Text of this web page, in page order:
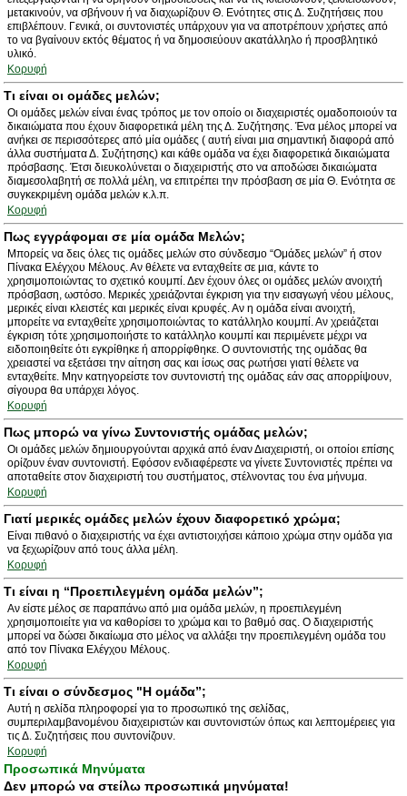
μετακινούν, να σβήνουν ή να διαχωρίζουν Θ. Ενότητες στις Δ. Συζητήσεις που
επιβλέπουν. Γενικά, οι συντονιστές υπάρχουν για να αποτρέπουν χρήστες από
το να βγαίνουν εκτός θέματος ή να δημοσιεύουν ακατάλληλο ή προσβλητικό
υλικό.
Κορυφή
Τι είναι οι ομάδες μελών;
Οι ομάδες μελών είναι ένας τρόπος με τον οποίο οι διαχειριστές ομαδοποιούν τα
δικαιώματα που έχουν διαφορετικά μέλη της Δ. Συζήτησης. Ένα μέλος μπορεί να
ανήκει σε περισσότερες από μία ομάδες ( αυτή είναι μια σημαντική διαφορά από
άλλα συστήματα Δ. Συζήτησης) και κάθε ομάδα να έχει διαφορετικά δικαιώματα
πρόσβασης. Έτσι διευκολύνεται ο διαχειριστής στο να αποδώσει δικαιώματα
διαμεσολαβητή σε πολλά μέλη, να επιτρέπει την πρόσβαση σε μία Θ. Ενότητα σε
συγκεκριμένη ομάδα μελών κ.λ.π.
Κορυφή
Πως εγγράφομαι σε μία ομάδα Μελών;
Μπορείς να δεις όλες τις ομάδες μελών στο σύνδεσμο “Ομάδες μελών” ή στον
Πίνακα Ελέγχου Μέλους. Αν θέλετε να ενταχθείτε σε μια, κάντε το
χρησιμοποιώντας το σχετικό κουμπί. Δεν έχουν όλες οι ομάδες μελών ανοιχτή
πρόσβαση, ωστόσο. Μερικές χρειάζονται έγκριση για την εισαγωγή νέου μέλους,
μερικές είναι κλειστές και μερικές είναι κρυφές. Αν η ομάδα είναι ανοιχτή,
μπορείτε να ενταχθείτε χρησιμοποιώντας το κατάλληλο κουμπί. Αν χρειάζεται
έγκριση τότε χρησιμοποιήστε το κατάλληλο κουμπί και περιμένετε μέχρι να
ειδοποιηθείτε ότι εγκρίθηκε ή απορρίφθηκε. Ο συντονιστής της ομάδας θα
χρειαστεί να εξετάσει την αίτηση σας και ίσως σας ρωτήσει γιατί θέλετε να
ενταχθείτε. Μην κατηγορείστε τον συντονιστή της ομάδας εάν σας απορρίψουν,
σίγουρα θα υπάρχει λόγος.
Κορυφή
Πως μπορώ να γίνω Συντονιστής ομάδας μελών;
Οι ομάδες μελών δημιουργούνται αρχικά από έναν Διαχειριστή, οι οποίοι επίσης
ορίζουν έναν συντονιστή. Εφόσον ενδιαφέρεστε να γίνετε Συντονιστές πρέπει να
αποταθείτε στον διαχειριστή του συστήματος, στέλνοντας του ένα μήνυμα.
Κορυφή
Γιατί μερικές ομάδες μελών έχουν διαφορετικό χρώμα;
Είναι πιθανό ο διαχειριστής να έχει αντιστοιχήσει κάποιο χρώμα στην ομάδα για
να ξεχωρίζουν από τους άλλα μέλη.
Κορυφή
Τι είναι η “Προεπιλεγμένη ομάδα μελών”;
Αν είστε μέλος σε παραπάνω από μια ομάδα μελών, η προεπιλεγμένη
χρησιμοποιείτε για να καθορίσει το χρώμα και το βαθμό σας. Ο διαχειριστής
μπορεί να δώσει δικαίωμα στο μέλος να αλλάξει την προεπιλεγμένη ομάδα του
από τον Πίνακα Ελέγχου Μέλους.
Κορυφή
Τι είναι ο σύνδεσμος "Η ομάδα”;
Αυτή η σελίδα πληροφορεί για το προσωπικό της σελίδας,
συμπεριλαμβανομένου διαχειριστών και συντονιστών όπως και λεπτομέρειες για
τις Δ. Συζητήσεις που συντονίζουν.
Κορυφή
Προσωπικά Μηνύματα
Δεν μπορώ να στείλω προσωπικά μηνύματα!